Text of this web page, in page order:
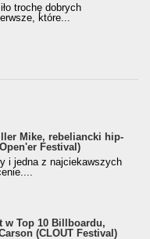
trochę dobrych
które...
Mike, rebeliancki hip-
Festival)
i jedna z najciekawszych
w Top 10 Billboardu,
(CLOUT Festival)